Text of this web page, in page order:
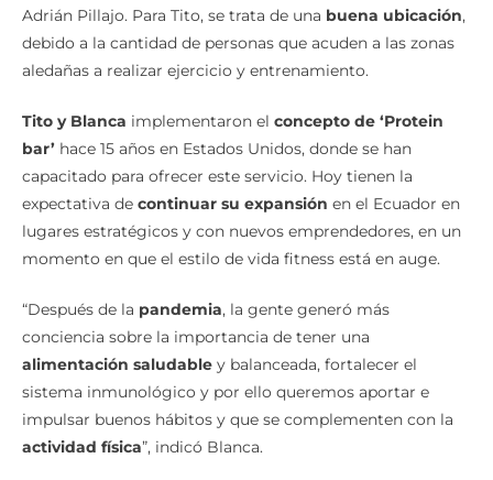
Adrián Pillajo. Para Tito, se trata de una buena ubicación,
debido a la cantidad de personas que acuden a las zonas
aledañas a realizar ejercicio y entrenamiento.
Tito y Blanca implementaron el concepto de ‘Protein
bar’ hace 15 años en Estados Unidos, donde se han
capacitado para ofrecer este servicio. Hoy tienen la
expectativa de continuar su expansión en el Ecuador en
lugares estratégicos y con nuevos emprendedores, en un
momento en que el estilo de vida fitness está en auge.
“Después de la pandemia, la gente generó más
conciencia sobre la importancia de tener una
alimentación saludable y balanceada, fortalecer el
sistema inmunológico y por ello queremos aportar e
impulsar buenos hábitos y que se complementen con la
actividad física”, indicó Blanca.